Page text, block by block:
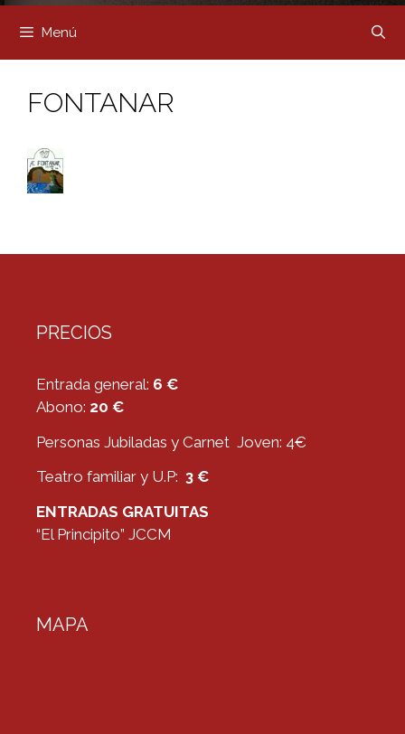
Menú
FONTANAR
PRECIOS
Entrada general: 6 €
Abono: 20 €
Personas Jubiladas y Carnet Joven: 4€
Teatro familiar y U.P: 3 €
ENTRADAS GRATUITAS
“El Principito” JCCM
MAPA